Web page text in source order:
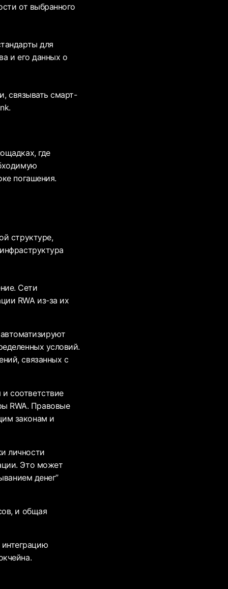
от выбранного
для
и его данных о
связывать смарт-
где
погашения.
структуре,
Сети
RWA из-за их
условий.
связанных с
соответствие
RWA. Правовые
законам и
личности
Это может
денег”
и общая